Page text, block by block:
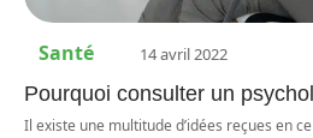
Santé 14 avril 2022
Pourquoi consulter un
Il existe une multitude d’idées reçues en